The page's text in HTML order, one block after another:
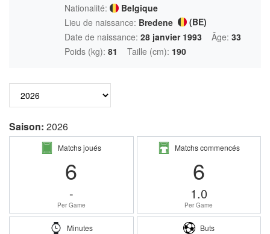
Nationalité:
Belgique
Lieu de naissance: Bredene
(BE)
Date de naissance: 28 janvier 1993 Âge: 33
Poids (kg): 81 Taille (cm): 190
Saison: 2026
Matchs joués
6
-
Per Game
Matchs commencés
6
1.0
Per Game
Minutes Buts